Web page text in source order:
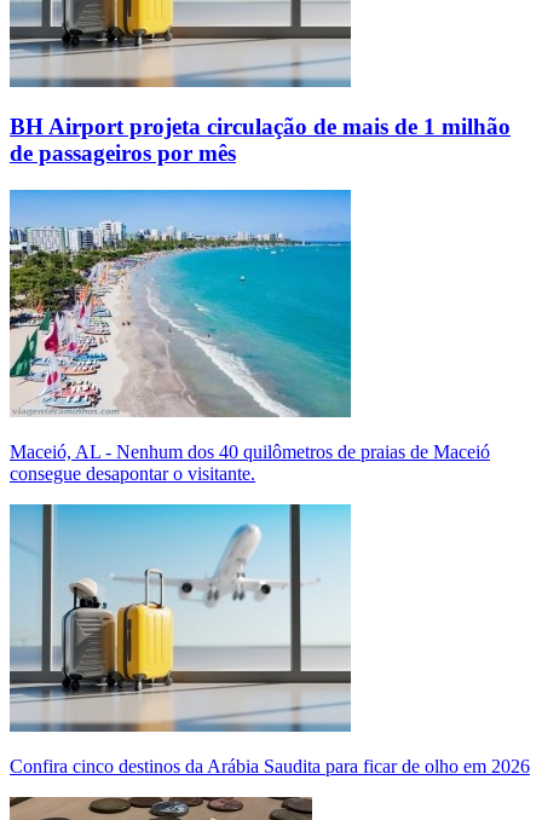
BH Airport projeta circulação de mais de 1 milhão
de passageiros por mês
Maceió, AL - Nenhum dos 40 quilômetros de praias de Maceió
consegue desapontar o visitante.
Confira cinco destinos da Arábia Saudita para ficar de olho em 2026